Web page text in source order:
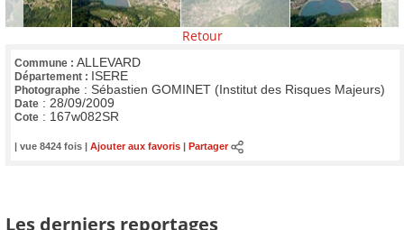
Retour
Commune : ALLEVARD
Département : ISERE
Photographe : Sébastien GOMINET (Institut des Risques Majeurs)
Date : 28/09/2009
Cote : 167w082SR
| vue 8424 fois | Ajouter aux favoris Partager
Les derniers reportages